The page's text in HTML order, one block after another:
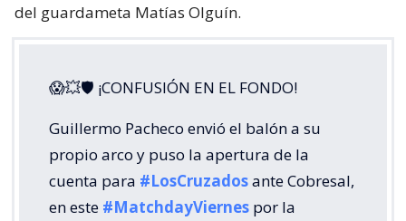
del guardameta Matías Olguín.
😱💥🛡 ¡CONFUSIÓN EN EL FONDO!
Guillermo Pacheco envió el balón a su
propio arco y puso la apertura de la
cuenta para #LosCruzadosante Cobresal,
en este #MatchdayViernes por la